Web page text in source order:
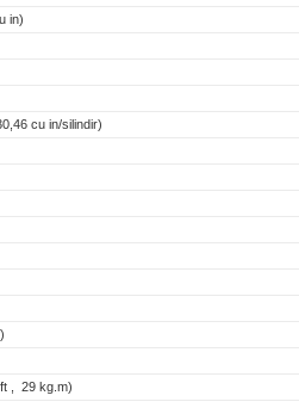
in)
cu in/silindir)
, 29 kg.m)